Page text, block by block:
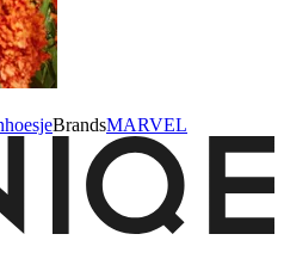
BrandsMARVEL